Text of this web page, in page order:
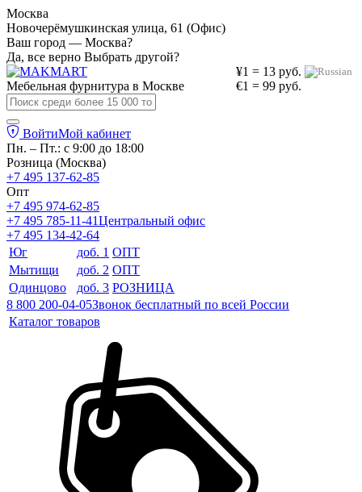
Москва
Новочерёмушкинская улица, 61 (Офис)
Ваш город — Москва?
Да, все верно Выбрать другой?
¥1 = 13 руб.
€1 = 99 руб.
Мебельная фурнитура в Москве
ВойтиМой кабинет
Пн. – Пт.: с 9:00 до 18:00
Розница (Москва)
+7 495 137-62-85
Опт
+7 495 974-62-85
+7 495 785-11-41Центральный офис
+7 495 134-42-64
Юг
доб. 1 ОПТ
Мытищи
доб. 2 ОПТ
Одинцово
доб. 3 РОЗНИЦА
8 800 200-04-05Звонок бесплатный по всей России
Каталог товаров